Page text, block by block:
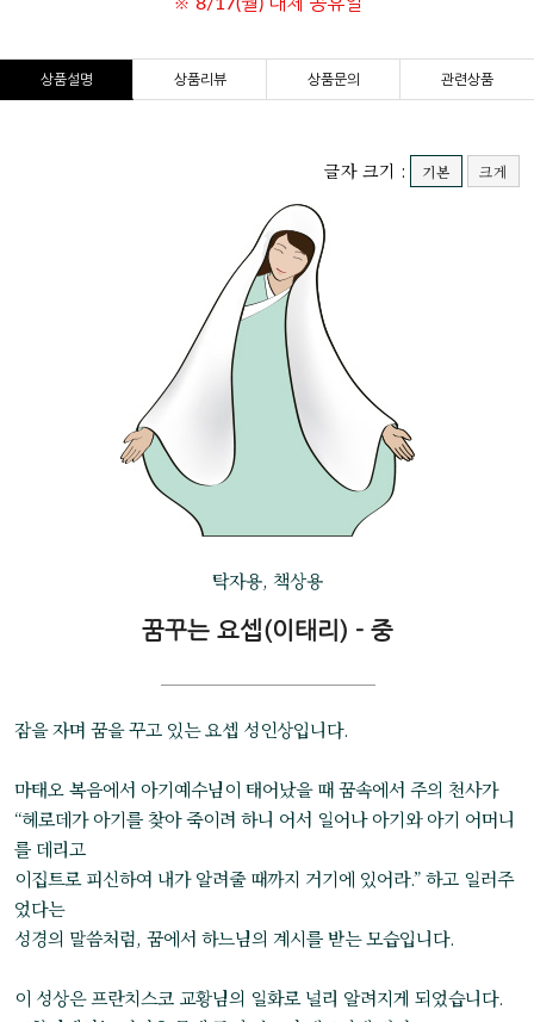
상품설명 상품리뷰 상품문의 관련상품
글자 크기 : 기본 크게
탁자용, 책상용
꿈꾸는 요셉(이태리) - 중
잠을 자며 꿈을 꾸고 있는 요셉 성인상입니다.
마태오 복음에서 아기예수님이 태어났을 때 꿈속에서 주의 천사가
“헤로데가 아기를 찾아 죽이려 하니 어서 일어나 아기와 아기 어머니
를 데리고
이집트로 피신하여 내가 알려줄 때까지 거기에 있어라.” 하고 일러주
었다는
성경의 말씀처럼, 꿈에서 하느님의 계시를 받는 모습입니다.
이 성상은 프란치스코 교황님의 일화로 널리 알려지게 되었습니다.